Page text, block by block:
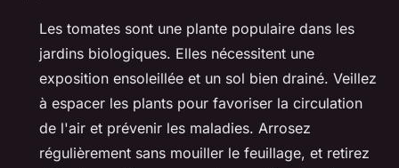
Les tomates sont une plante populaire dans les
jardins biologiques. Elles nécessitent une
exposition ensoleillée et un sol bien drainé. Veillez
à espacer les plants pour favoriser la circulation
de l'air et prévenir les maladies. Arrosez
régulièrement sans mouiller le feuillage, et retirez